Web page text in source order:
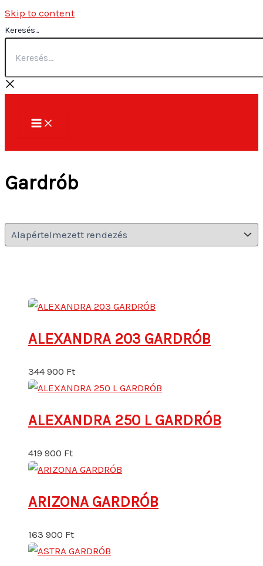
Skip to content
Keresés...
Gardrób
ALEXANDRA 203 GARDRÓB
344 900 Ft
ALEXANDRA 250 L GARDRÓB
419 900 Ft
ARIZONA GARDRÓB
163 900 Ft